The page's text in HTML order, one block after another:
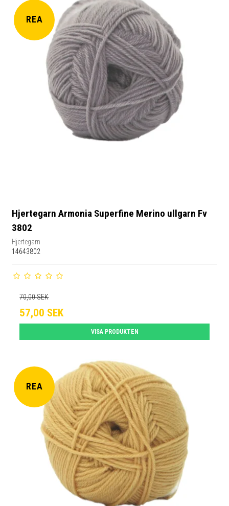
REA
Hjertegarn Armonia Superfine Merino ullgarn Fv
3802
Hjertegarn
14643802
70,00 SEK
57,00 SEK
VISA PRODUKTEN
REA